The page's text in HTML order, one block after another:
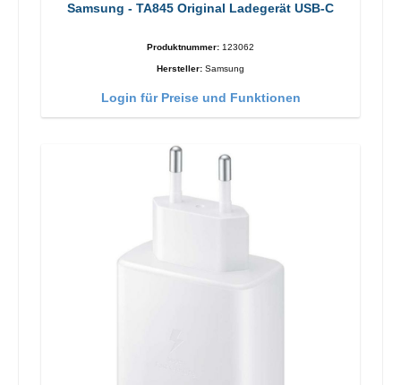
Samsung - TA845 Original Ladegerät USB-C
Produktnummer: 123062
Hersteller: Samsung
Login für Preise und Funktionen